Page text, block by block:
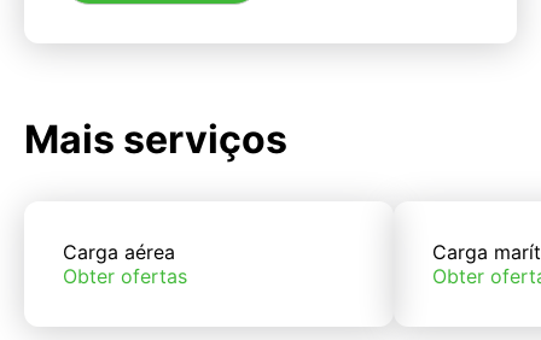
Mais serviços
Carga aérea
Obter ofertas
Carga
Obter